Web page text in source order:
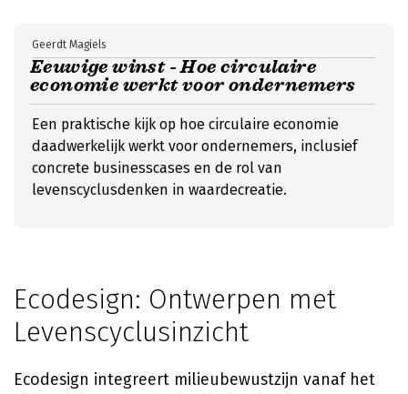
Eeuwige winst - Hoe circulaire
economie werkt voor ondernemers
Geerdt Magiels
Een praktische kijk op hoe circulaire economie
daadwerkelijk werkt voor ondernemers, inclusief
concrete businesscases en de rol van
levenscyclusdenken in waardecreatie.
Ecodesign: Ontwerpen met
Levenscyclusinzicht
Ecodesign integreert milieubewustzijn vanaf het